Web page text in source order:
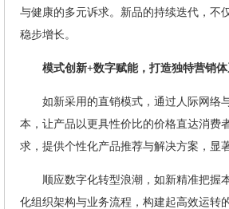
与健康的多元诉求。新品的持续迭代，不
稳步增长。
模式创新+数字赋能，打造独特营销
如新采用的直销模式，通过人际网络
本，让产品以更具性价比的价格直达消费
求，提供个性化产品推荐与解决方案，显
顺应数字化转型浪潮，如新精准把握
化组织架构与业务流程，构建起高效运转